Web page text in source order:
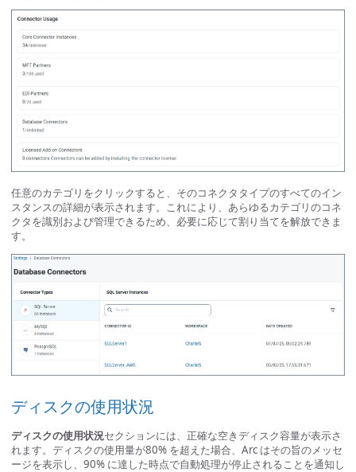
任意のカテゴリをクリックすると、そのコネクタタイプのすべてのイン
スタンスの詳細が表示されます。これにより、あらゆるカテゴリのコネ
クタを識別および管理できるため、必要に応じて割り当てを解放できま
す。
ディスクの使用状況
ディスクの使用状況セクションには、正確な空きディスク容量が表示さ
れます。ディスクの使用量が80% を超えた場合、Arc はその旨のメッセ
ージを表示し、90% に達した時点で自動処理が停止されることを通知し